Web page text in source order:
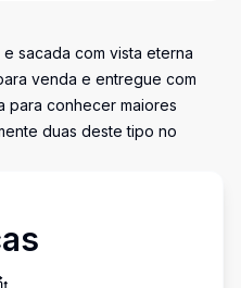
sacada com vista eterna
venda e entregue com
para conhecer maiores
duas deste tipo no